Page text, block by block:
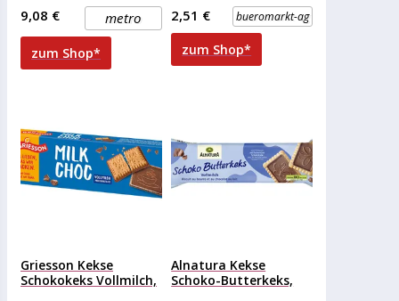
unwiderstehlichen
Zutaten: Beliebten
Butterkeksen und zarten
Vollmilch-Schokolade-
Blättchen. Auf diese Weise
metro
9,08 €
zum Shop*
kontrolliertem
Vertragsanbau .
Verpackung zu 100%
recyclefähig
bueromarkt-ag
2,51 €
zum Shop*
Griesson Kekse
Schokokeks Vollmilch,
Alnatura Kekse
Schoko-Butterkeks,